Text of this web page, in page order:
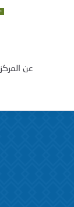
عن المركز